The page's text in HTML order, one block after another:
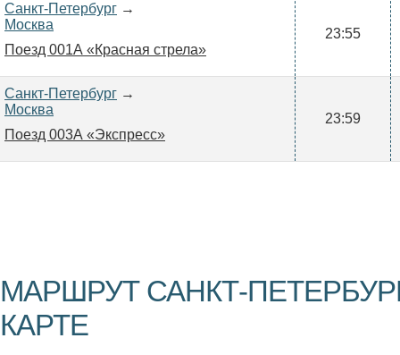
Санкт-Петербург →
Москва
Поезд 001А «Красная стрела»
23:55
Санкт-Петербург →
Москва
Поезд 003А «Экспресс»
23:59
МАРШРУТ САНКТ-
КАРТЕ